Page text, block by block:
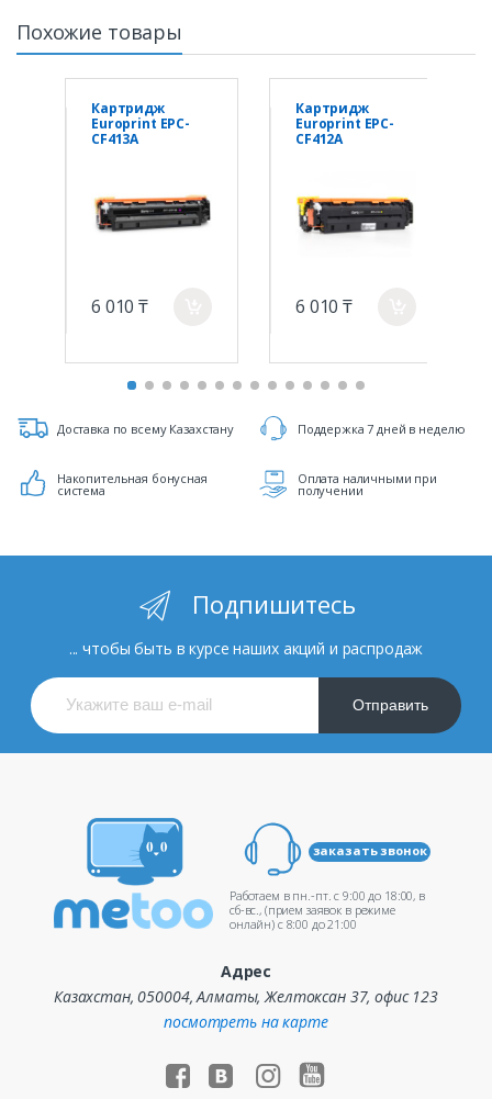
Похожие товары
Картридж
Europrint EPC-
CF413A
6 010 ₸
Картридж
Europrint EPC-
CF412A
6 010 ₸
Доставка по всему Казахстану Поддержка 7 дней в неделю
Накопительная бонусная
система
Оплата наличными при
получении
Подпишитесь
... чтобы быть в курсе наших акций и распродаж
Отправить
заказать звонок
Работаем в пн.-пт. c 9:00 до 18:00, в
сб-вс., (прием заявок в режиме
онлайн) c 8:00 до 21:00
Адрес
Казахстан, 050004, Алматы, Желтоксан 37, офис 123
посмотреть на карте